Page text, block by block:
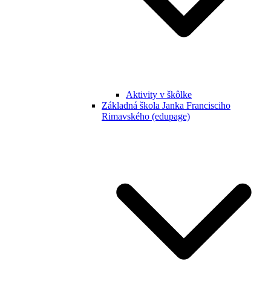
Aktivity v škôlke
Základná škola Janka Francisciho
Rimavského (edupage)